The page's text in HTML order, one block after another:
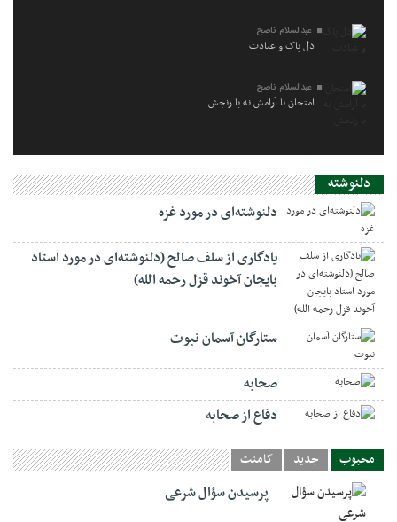
عبدالسلام ناصح
دل پاک و عبادت
عبدالسلام ناصح
امتحان با آرامش نه با رنجش
دلنوشته
دلنوشته‌ای در مورد غزه
یادگاری از سلف صالح (دلنوشته‌ای در مورد استاد
بایجان آخوند قزل رحمه الله)
ستارگان آسمان نبوت
صحابه
دفاع از صحابه
محبوب جدید کامنت
پرسیدن سؤال شرعی